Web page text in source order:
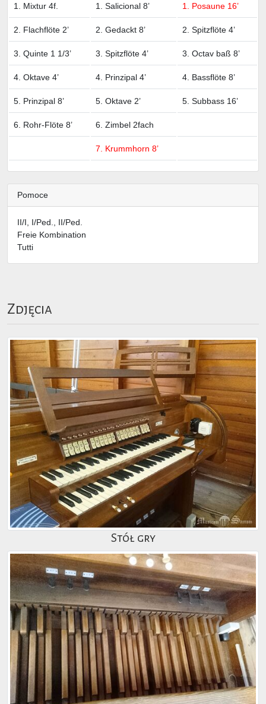
1. Mixtur 4f. 1. Salicional 8’ 1. Posaune 16’
2. Flachflöte 2’ 2. Gedackt 8’ 2. Spitzflöte 4’
3. Quinte 1 1/3’ 3. Spitzflöte 4’ 3. Octav baß 8’
4. Oktave 4’ 4. Prinzipal 4’ 4. Bassflöte 8’
5. Prinzipal 8’ 5. Oktave 2’ 5. Subbass 16’
6. Rohr-Flöte 8’ 6. Zimbel 2fach
7. Krummhorn 8’
Pomoce
II/I, I/Ped., II/Ped.
Freie Kombination
Tutti
Zdjęcia
Stół gry